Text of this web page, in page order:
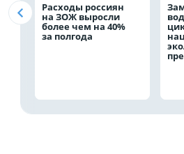
Расходы россиян
на ЗОЖ выросли
более чем на 40%
за полгода